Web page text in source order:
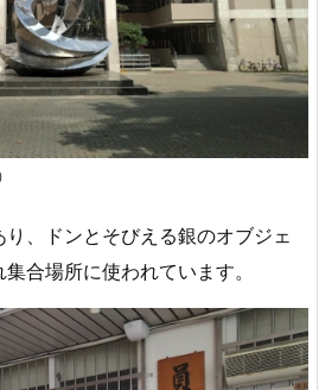
、ドンとそびえる銀のオブジェ
集合場所に使われています。